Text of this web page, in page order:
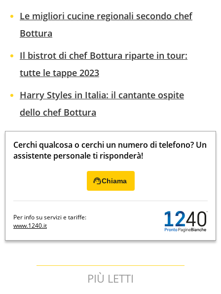
Le migliori cucine regionali secondo chef
Bottura
Il bistrot di chef Bottura riparte in tour:
tutte le tappe 2023
Harry Styles in Italia: il cantante ospite
dello chef Bottura
Cerchi qualcosa o cerchi un numero di telefono? Un
assistente personale ti risponderà!
Chiama
Per info su servizi e tariffe:
www.1240.it
PIÙ LETTI